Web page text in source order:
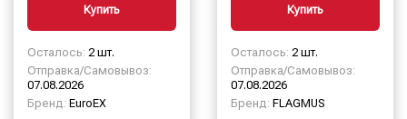
Купить
Осталось: 2 шт.
Отправка/Самовывоз:
07.08.2026
Бренд: EuroEX
Купить
Осталось: 2 шт.
Отправка/Самовывоз:
07.08.2026
Бренд: FLAGMUS